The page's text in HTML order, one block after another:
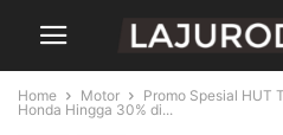
Home Motor
Promo Spesial HUT
Honda Hingga 30% di...